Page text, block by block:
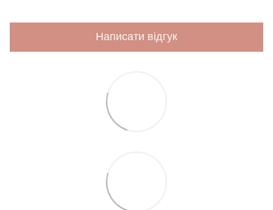
Написати відгук